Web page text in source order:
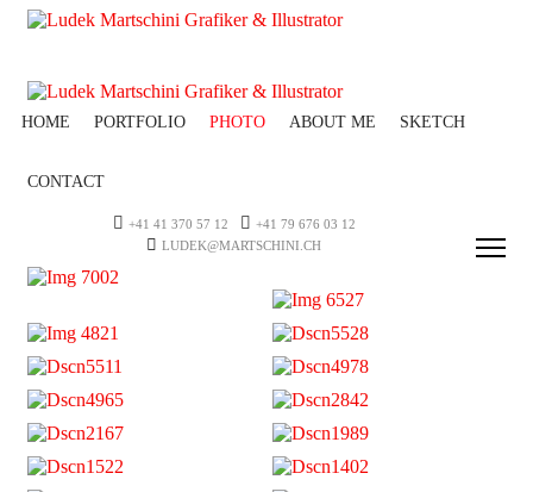
HOME PORTFOLIO PHOTO ABOUT ME SKETCH
CONTACT
+41 41 370 57 12
+41 79 676 03 12
LUDEK@MARTSCHINI.CH